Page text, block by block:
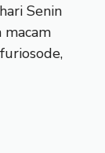
Senin
macam